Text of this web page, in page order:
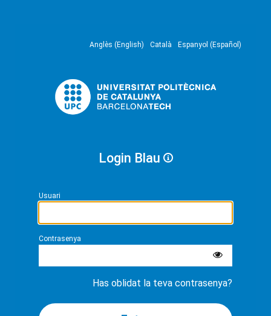
Anglès (English) Català Espanyol (Español)
Login Blau
Usuari
Contrasenya
Has oblidat la teva contrasenya?